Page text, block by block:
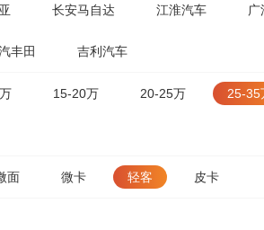
长安马自达 江淮汽车 广
丰田 吉利汽车
15-20万 20-25万 25-35
面 微卡 轻客 皮卡